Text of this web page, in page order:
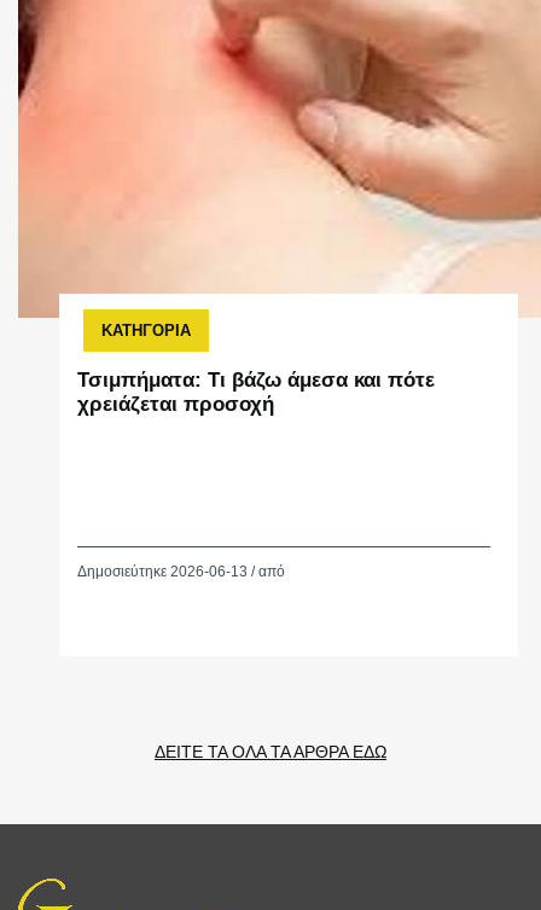
ΚΑΤΗΓΟΡΙΑ
Τσιμπήματα: Τι βάζω άμεσα και πότε
χρειάζεται προσοχή
Δημοσιεύτηκε 2026-06-13 / από
ΔΕΙΤΕ ΤΑ ΟΛΑ ΤΑ ΑΡΘΡΑ ΕΔΩ